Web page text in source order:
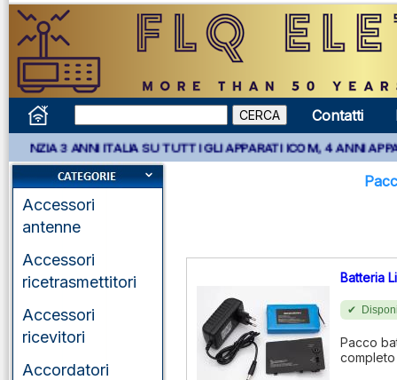
Contatti
ITALIA SU TUTTI GLI APPARATI ICOM, 4 ANNI APPARATI
Accessori
antenne
Accessori
ricetrasmettitori
Accessori
ricevitori
Accordatori
Batteria
Pacco